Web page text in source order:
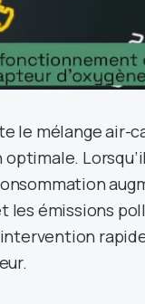
le mélange air-
les émissions